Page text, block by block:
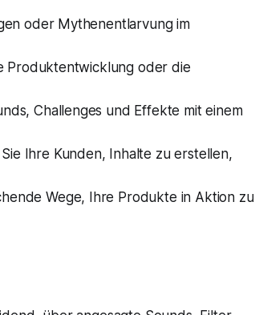
oder Mythenentlarvung im
Produktentwicklung oder die
Challenges und Effekte mit einem
Sie Ihre Kunden, Inhalte zu erstellen,
Wege, Ihre Produkte in Aktion zu